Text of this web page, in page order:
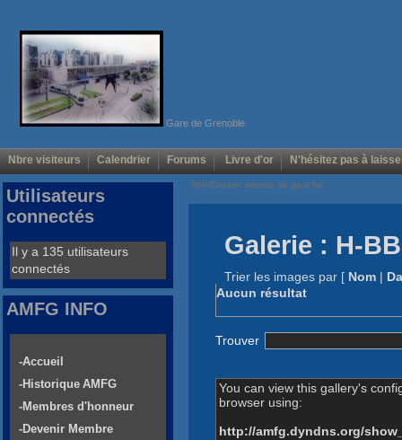
Gare de Grenoble
Nbre visiteurs Calendrier Forums Livre d'or N'hésitez pas à
Voir/Cacher menus de gauche
Galerie : H-
Trier les images par [ Nom |
Aucun résultat
Trouver
You can view this gallery's
browser using:
http://amfg.dyndns.org/
Utilisateurs
connectés
Il y a 135 utilisateurs
connectés
AMFG INFO
-Accueil
-Historique AMFG
-Membres d'honneur
-Devenir Membre